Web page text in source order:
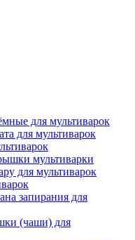
для мультиварок
для мультиварок
мультиварки
для мультиварок
запирания для
(чаши) для